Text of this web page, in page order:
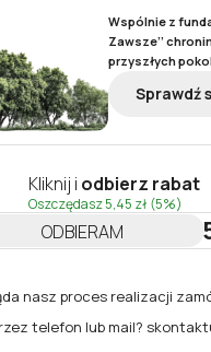
Wspólnie z
Zawsze’’
przyszłych
Sprawdź
Kliknij i odbierz rabat
Oszczędasz5,45 zł (5%)
ODBIERAM
nasz proces realizacji
telefon lub mail?